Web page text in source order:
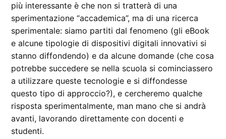
più interessante è che non si tratterà di una
sperimentazione “accademica”, ma di una ricerca
sperimentale: siamo partiti dal fenomeno (gli eBook
e alcune tipologie di dispositivi digitali innovativi si
stanno diffondendo) e da alcune domande (che cosa
potrebbe succedere se nella scuola si cominciassero
a utilizzare queste tecnologie e si diffondesse
questo tipo di approccio?), e cercheremo qualche
risposta sperimentalmente, man mano che si andrà
avanti, lavorando direttamente con docenti e
studenti.